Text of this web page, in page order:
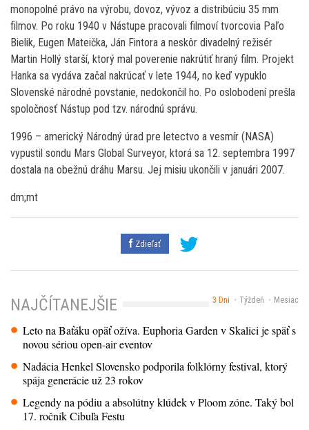
monopolné právo na výrobu, dovoz, vývoz a distribúciu 35 mm
filmov. Po roku 1940 v Nástupe pracovali filmoví tvorcovia Paľo
Bielik, Eugen Mateička, Ján Fintora a neskôr divadelný režisér
Martin Hollý starší, ktorý mal poverenie nakrútiť hraný film. Projekt
Hanka sa vydáva začal nakrúcať v lete 1944, no keď vypuklo
Slovenské národné povstanie, nedokončil ho. Po oslobodení prešla
spoločnosť Nástup pod tzv. národnú správu.
1996 – americký Národný úrad pre letectvo a vesmír (NASA)
vypustil sondu Mars Global Surveyor, ktorá sa 12. septembra 1997
dostala na obežnú dráhu Marsu. Jej misiu ukončili v januári 2007.
dm;mt
Zdieľať
3 Dni Týždeň Mesiac
NAJČÍTANEJŠIE
Leto na Baťáku opäť ožíva. Euphoria Garden v Skalici je späť s
novou sériou open-air eventov
Nadácia Henkel Slovensko podporila folklórny festival, ktorý
spája generácie už 23 rokov
Legendy na pódiu a absolútny klúdek v Ploom zóne. Taký bol
17. ročník Cibuľa Festu